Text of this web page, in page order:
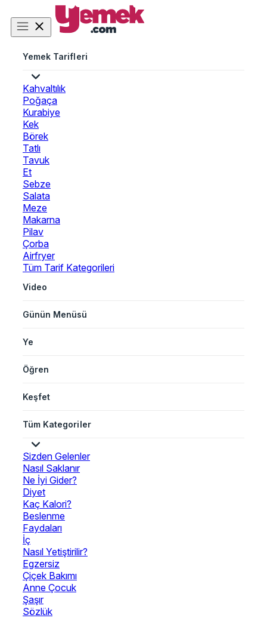
Yemek Tarifleri
Kahvaltılık
Poğaça
Kurabiye
Kek
Börek
Tatlı
Tavuk
Et
Sebze
Salata
Meze
Makarna
Pilav
Çorba
Airfryer
Tüm Tarif Kategorileri
Video
Günün Menüsü
Ye
Öğren
Keşfet
Tüm Kategoriler
Sizden Gelenler
Nasıl Saklanır
Ne İyi Gider?
Diyet
Kaç Kalori?
Beslenme
Faydaları
İç
Nasıl Yetiştirilir?
Egzersiz
Çiçek Bakımı
Anne Çocuk
Şaşır
Sözlük